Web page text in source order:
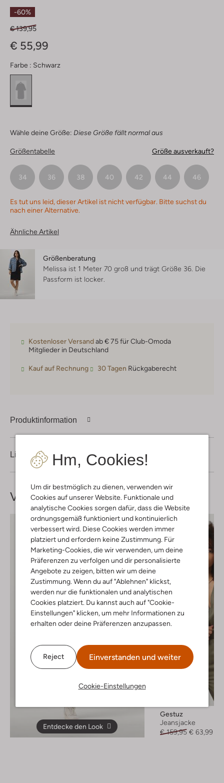
Hm, Cookies!
Um dir bestmöglich zu dienen, verwenden wir
Cookies auf unserer Website. Funktionale und
analytische Cookies sorgen dafür, dass die Website
ordnungsgemäß funktioniert und kontinuierlich
verbessert wird. Diese Cookies werden immer
platziert und erfordern keine Zustimmung. Für
Marketing-Cookies, die wir verwenden, um deine
Präferenzen zu verfolgen und dir personalisierte
Angebote zu zeigen, bitten wir um deine
Zustimmung. Wenn du auf "Ablehnen" klickst,
werden nur die funktionalen und analytischen
Cookies platziert. Du kannst auch auf "Cookie-
Einstellungen" klicken, um mehr Informationen zu
erhalten oder deine Präferenzen anzupassen.
Reject Einverstanden und weiter
Cookie-Einstellungen
-60%
€ 139,95
€ 55,99
Farbe : Schwarz
Wähle deine Größe: Diese Größe fällt normal aus
Größentabelle Größe ausverkauft?
34 36 38 40 42 44 46
Es tut uns leid, dieser Artikel ist nicht verfügbar. Bitte suchst du
nach einer Alternative.
Ähnliche Artikel
Größenberatung
Melissa ist 1 Meter 70 groß und trägt Größe 36. Die
Passform ist locker
Kostenloser Versandab € 75 für Club-Omoda
Mitglieder in Deutschland
Kauf auf Rechnung 30 Tagen Rückgaberecht
Produktinformation
Lieferung & Rückgabe
Vervollständige deinenLook
Entdecke den Look
Gestuz
Jeansjacke
€ 159,95 € 63,99